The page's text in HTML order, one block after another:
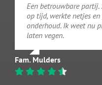
Een betrouwbare partij.
op tijd, werkte netjes
onderhoud. Ik weet nu
laten vegen.
Fam. Mulders